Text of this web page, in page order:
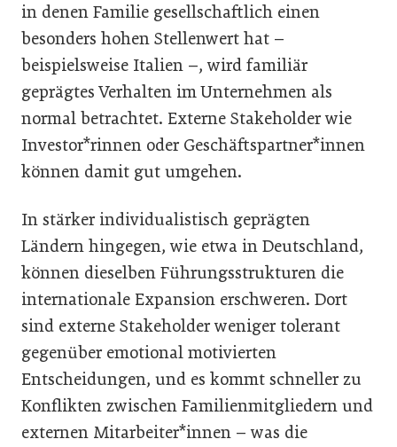
in denen Familie gesellschaftlich einen
besonders hohen Stellenwert hat –
beispielsweise Italien –, wird familiär
geprägtes Verhalten im Unternehmen als
normal betrachtet. Externe Stakeholder wie
Investor*rinnen oder Geschäftspartner*innen
können damit gut umgehen.
In stärker individualistisch geprägten
Ländern hingegen, wie etwa in Deutschland,
können dieselben Führungsstrukturen die
internationale Expansion erschweren. Dort
sind externe Stakeholder weniger tolerant
gegenüber emotional motivierten
Entscheidungen, und es kommt schneller zu
Konflikten zwischen Familienmitgliedern und
externen Mitarbeiter*innen – was die